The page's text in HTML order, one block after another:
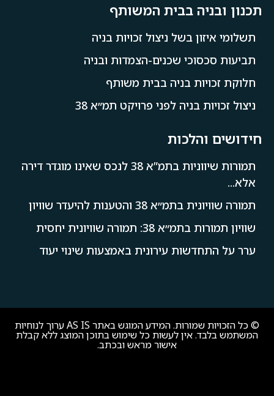
בבית המשותף
בשל ניצול זכויות בניה
שכנים-הצמדות ובניה
בניה בבית משותף
בניה לפני פרויקט תמ״א 38
תמורות שיווניות בתמ”א 38 לנכס שאינו מוגדר דירה
38 והטענות להיעדר שוויון
תמורה שוויונית יחסית
עירונית באמצעות שינוי יעוד
© כל הזכויות שמורות. המידע המוגש באתר AS IS ערוך לנוחיות
אין לעשות כל שימוש בתוכן המוצג ללא קבלת
אישור מראש ובכתב.